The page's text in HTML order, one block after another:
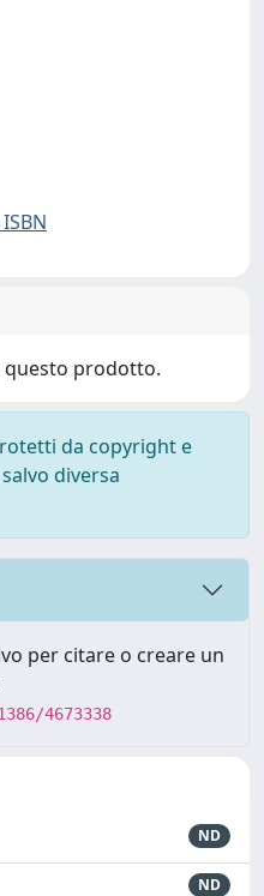
questo prodotto.
da copyright e
diversa
per citare o creare un
4673338
ND
ND